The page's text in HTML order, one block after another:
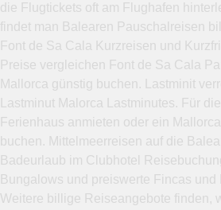
die Flugtickets oft am Flughafen
findet man Balearen Pauschalreisen
Font de Sa Cala Kurzreisen und
Preise vergleichen Font de Sa Cala
Mallorca günstig buchen. Lastminit
Lastminut Malorca Lastminutes. Für
Ferienhaus anmieten oder ein
buchen. Mittelmeerreisen auf die
Badeurlaub im Clubhotel
Bungalows und preiswerte Fincas und
Weitere billige Reiseangebote finden,